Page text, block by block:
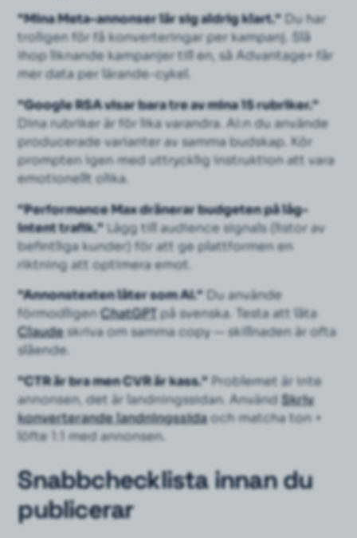
"Mina Meta-annonser lär sig aldrig klart."Du har
troligen för få konverteringar per kampanj. Slå
ihop liknande kampanjer till en, så Advantage+ får
mer data per lärande-cykel.
"Google RSA visar bara tre av mina 15 rubriker."
Dina rubriker är för lika varandra. AI:n du använde
producerade varianter av samma budskap. Kör
prompten igen med uttrycklig instruktion att vara
emotionellt olika.
"Performance Max dränerar budgeten på låg-
intent trafik."Lägg tillaudience signals (listor av
befintliga kunder) för att ge plattformen en
riktning att optimera emot.
"Annonstexten låter som AI."Du använde
förmodligenChatGPT på svenska. Testa att låta
Claudeskriva om samma copy — skillnaden är ofta
slående.
"CTR är bra men CVR är kass."Problemet är inte
annonsen, det är landningssidan. Använd Skriv
konverterande landningssidaoch matcha ton +
löfte 1:1 med annonsen.
Snabbchecklista innan du
publicerar